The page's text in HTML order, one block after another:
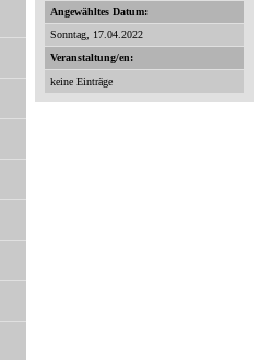
Angewähltes Datum:
Sonntag, 17.04.2022
Veranstaltung/en:
keine Einträge